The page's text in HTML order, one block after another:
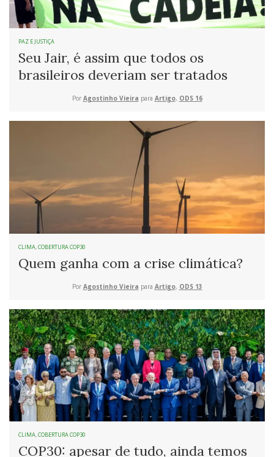
PAZ E JUSTIÇA
Seu Jair, é assim que todos os
brasileiros deveriam ser tratados
Por Agostinho Vieira para Artigo, ODS 16
CLIMA,COBERTURA COP30
Quem ganha com a crise climática?
Por Agostinho Vieira para Artigo, ODS 13
CLIMA,COBERTURA COP30
COP30: apesar de tudo, ainda temos